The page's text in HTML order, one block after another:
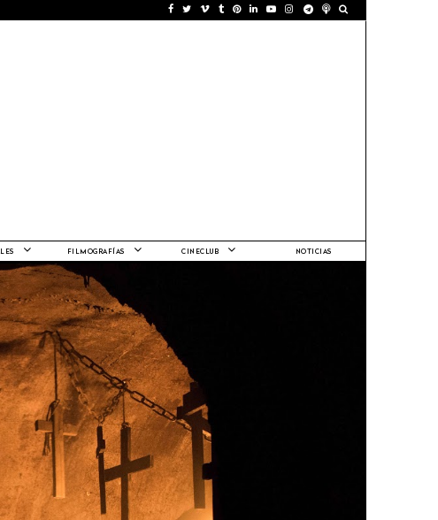
FILMOGRAFÍAS CINECLUB NOTICIAS